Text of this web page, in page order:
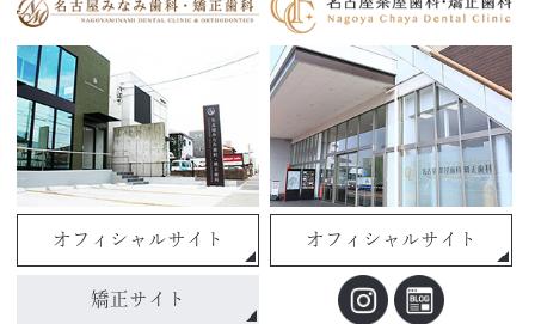
オフィシャルサイト
矯正サイト
オフィシャルサイト